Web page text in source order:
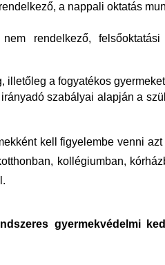
a nappali oktatás
rendelkező, felsőoktatási
illetőleg a fogyatékos
szabályai alapján a
kell figyelembe venni
kollégiumban,
gyermekvédelmi